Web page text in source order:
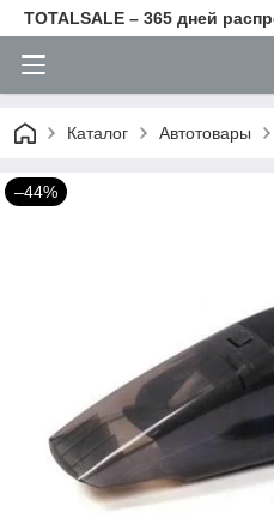
TOTALSALE – 365 дней
Каталог Автотовары
–44%